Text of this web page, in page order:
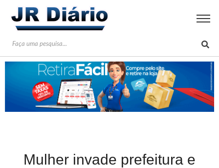
Mulher invade prefeitura e